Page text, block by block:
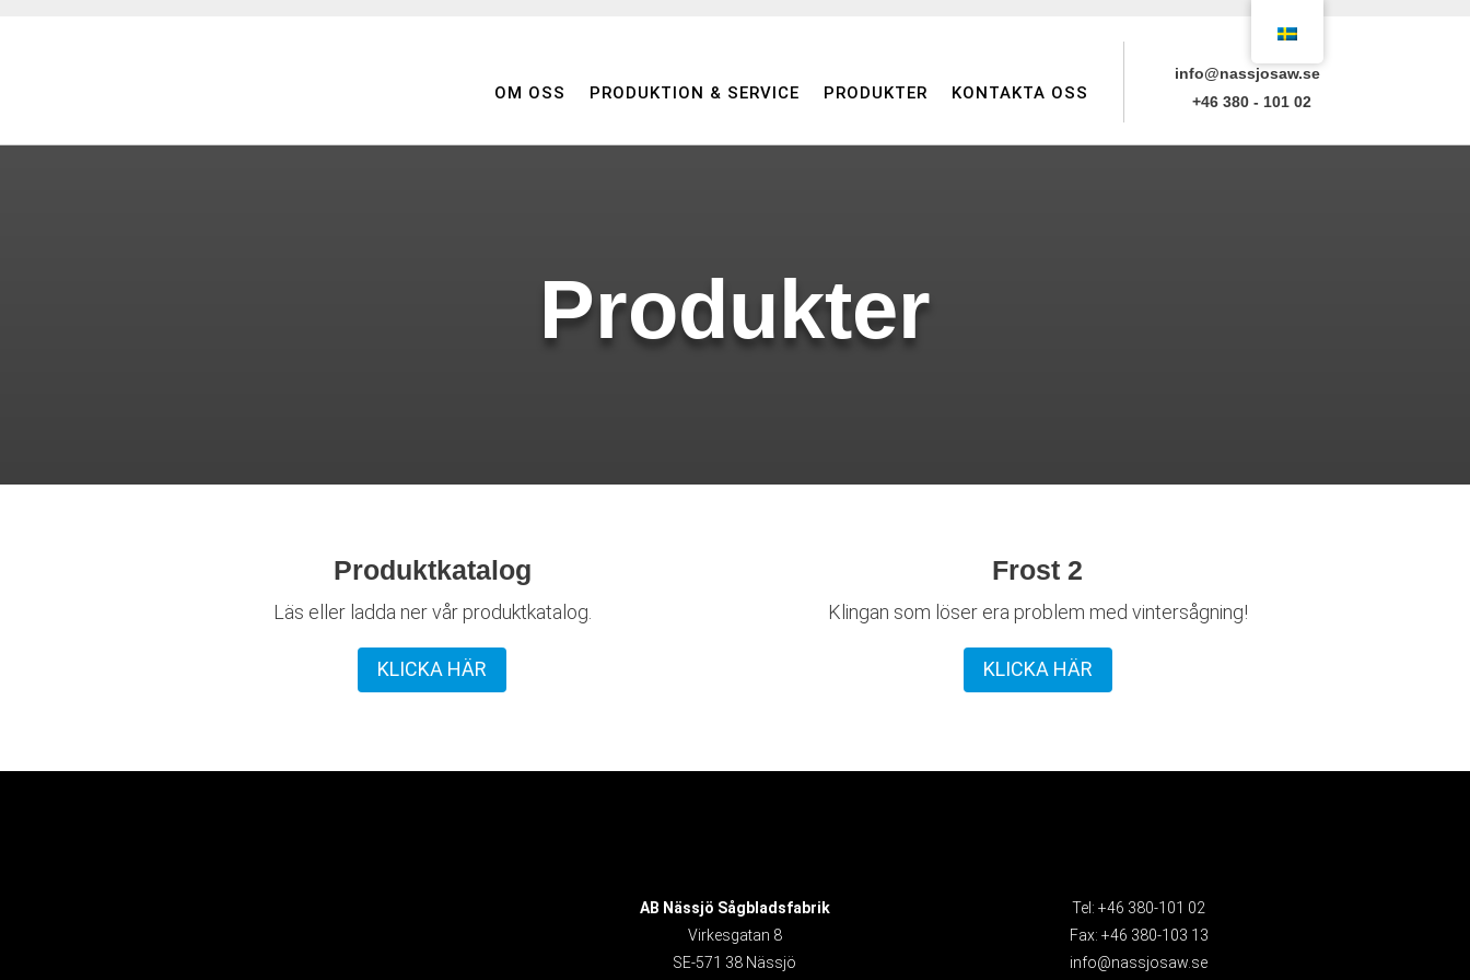
OM OSS PRODUKTION & SERVICE PRODUKTER KONTAKTA OSS
info@nassjosaw.se
+46 380 - 101 02
Produkter
Produktkatalog
Läs eller ladda ner vår produktkatalog.
KLICKA HÄR
Frost 2
Klingan som löser era problem med vintersågning!
KLICKA HÄR
AB Nässjö Sågbladsfabrik
Virkesgatan 8
SE-571 38 Nässjö
Tel: +46 380-101 02
Fax: +46 380-103 13
info@nassjosaw.se